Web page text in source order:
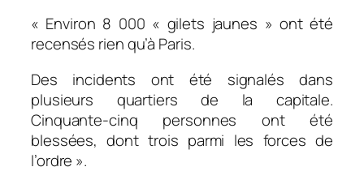
« Environ 8 000 « gilets jaunes » ont été
recensés rien qu’à Paris.
Des incidents ont été signalés dans
plusieurs quartiers de la capitale.
Cinquante-cinq personnes ont été
blessées, dont trois parmi les forces de
l’ordre ».